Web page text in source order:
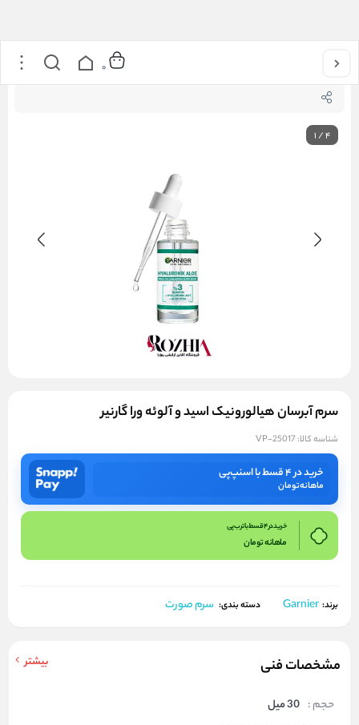
خانه سرم آبرسان هیالورونیک اسید و آلوئه ورا گارنیر
0
1/4
سرم آبرسان هیالورونیک اسید و آلوئه ورا گارنیر
شناسه کالا: VP-25017
خرید در ۴ قسط با اسنپ‌پی
ماهانهتومان
خرید در 4 قسط با ترب پی
ماهانهتومان
برند: Garnier دسته بندی: سرم صورت
مشخصات فنی بیشتر
حجم : 30 میل